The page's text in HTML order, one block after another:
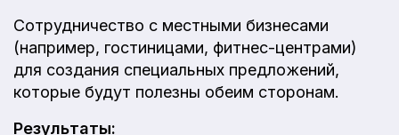
Сотрудничество с местными бизнесами
(например, гостиницами, фитнес-центрами)
для создания специальных предложений,
которые будут полезны обеим сторонам.
Результаты: